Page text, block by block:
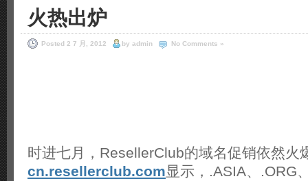
火热出炉
Posted 2 7 月, 2012 by admin No Comments »
时进七月，ResellerClub的域名促销依然火
cn.resellerclub.com显示，.ASIA、.ORG